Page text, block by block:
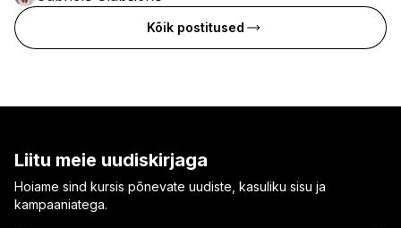
Kõik postitused
Liitu meie uudiskirjaga
Hoiame sind kursis põnevate uudiste, kasuliku sisu ja
kampaaniatega.